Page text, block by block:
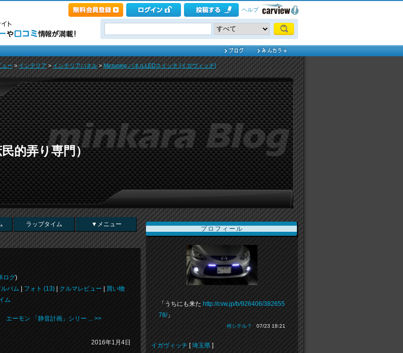
ヘルプ
ュー >インテリア> インテリアパネル> Mictuning パネルLEDスイッチ [イガヴィッチ]
的弄り専門）
ラップタイム ▼メニュー
ログ)
バム フォト (13) クルマレビュー
買い物
ム
エーモン 「静音計画」シリー ... >>
2016年1月4日
プロフィール
「うちにも来た http://cvw.jp/b/926406/382655
78/」
何シテル？ 07/23 18:21
イガヴィッチ [埼玉県 ]